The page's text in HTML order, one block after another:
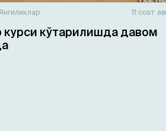
Янгиликлар 11 соат
курси кўтарилишда давом